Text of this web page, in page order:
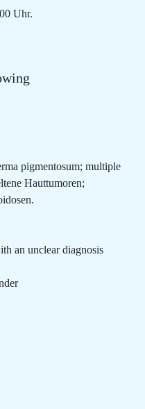
Uhr.
pigmentosum; multiple
Hauttumoren;
an unclear diagnosis